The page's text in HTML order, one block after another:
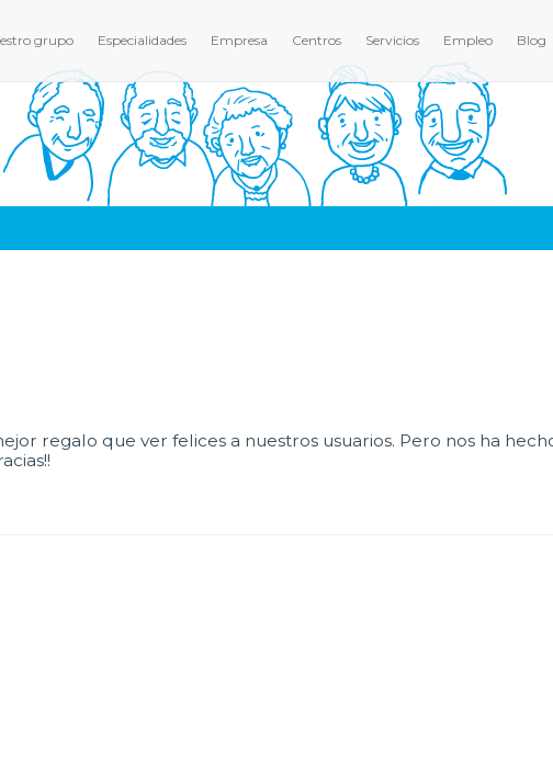
grupo Especialidades Empresa Centros Servicios Empleo Blog
regalo que ver felices a nuestros usuarios. Pero nos ha